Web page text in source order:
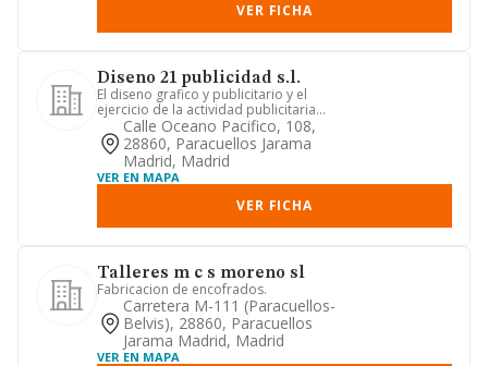
VER FICHA
Diseno 21 publicidad s.l.
El diseno grafico y publicitario y el
ejercicio de la actividad publicitaria
mediante la creacion, ...
Calle Oceano Pacifico, 108,
28860, Paracuellos Jarama
Madrid, Madrid
VER EN MAPA
VER FICHA
Talleres m c s moreno sl
Fabricacion de encofrados.
Carretera M-111 (paracuellos-
Belvis), 28860, Paracuellos
Jarama Madrid, Madrid
VER EN MAPA